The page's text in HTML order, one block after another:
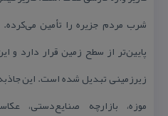
پایین‌تر از سطح زمین قرار دارد و
زیرزمینی تبدیل شده است. این
موزه، بازارچه صنایع‌دستی،